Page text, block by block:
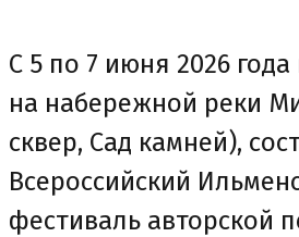
С 5 по 7 июня 2026
на набережной реки
сквер, Сад камней),
Всероссийский
фестиваль авторской